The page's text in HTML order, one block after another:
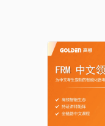
秒抢专区